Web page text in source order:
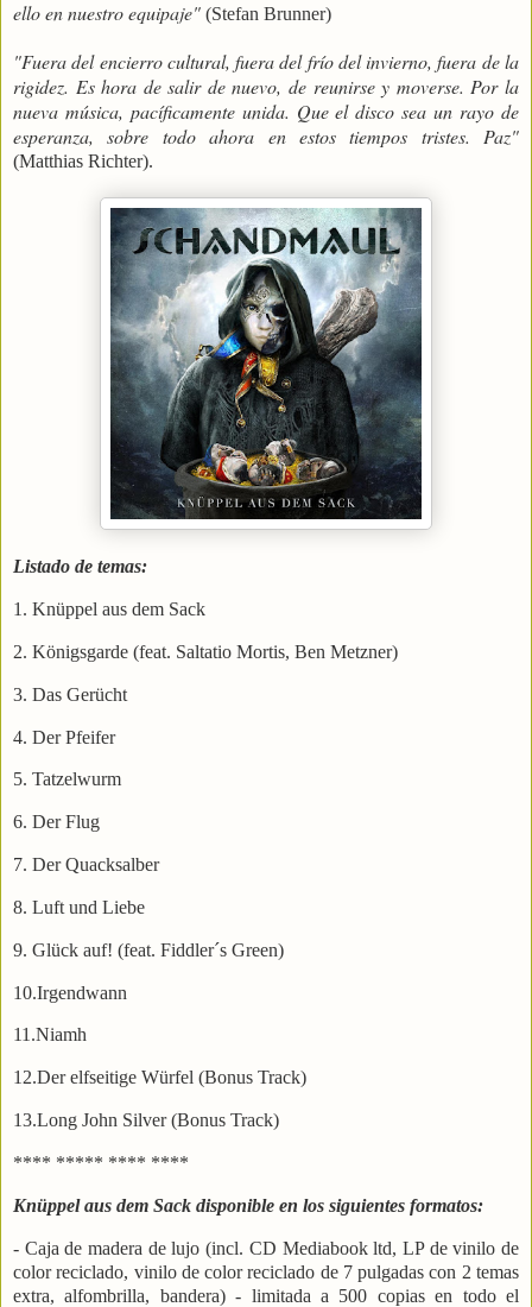
ello en nuestro equipaje" (Stefan Brunner)
"Fuera del encierro cultural, fuera del frío del invierno, fuera de la
rigidez. Es hora de salir de nuevo, de reunirse y moverse. Por la
nueva música, pacíficamente unida. Que el disco sea un rayo de
esperanza, sobre todo ahora en estos tiempos tristes. Paz"
(Matthias Richter).
Listado de temas:
1. Knüppel aus dem Sack
2. Königsgarde (feat. Saltatio Mortis, Ben Metzner)
3. Das Gerücht
4. Der Pfeifer
5. Tatzelwurm
6. Der Flug
7. Der Quacksalber
8. Luft und Liebe
9. Glück auf! (feat. Fiddler´s Green)
10.Irgendwann
11.Niamh
12.Der elfseitige Würfel (Bonus Track)
13.Long John Silver (Bonus Track)
**** ***** **** ****
Knüppel aus dem Sack disponible en los siguientes formatos:
- Caja de madera de lujo (incl. CD Mediabook ltd, LP de vinilo de
color reciclado, vinilo de color reciclado de 7 pulgadas con 2 temas
extra, alfombrilla, bandera) - limitada a 500 copias en todo el